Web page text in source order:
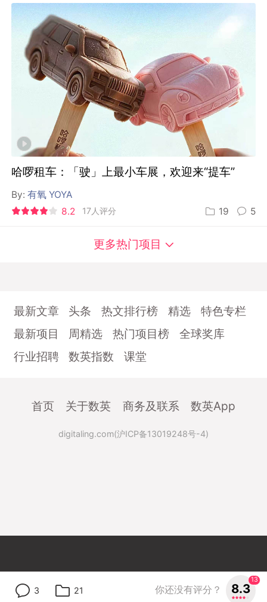
哈啰租车：「驶」上最小车展，欢迎来“提车”
By:有氧 YOYA
8.2
17人评分 19 5
更多热门项目
3 21 你还没有评分？ 8.3
13
最新文章 头条 热文排行榜 精选
特色专栏
最新项目
周精选 热门项目榜
全球奖库
行业招聘
数英指数 课堂
首页 关于数英 商务及联系 数英App
digitaling.com(沪ICP备13019248号-4)